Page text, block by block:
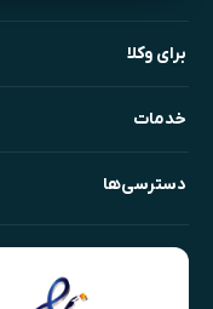
برای وکلا
خدمات
دسترسی‌ها